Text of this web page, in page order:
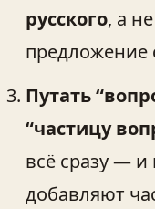
русского, а
предложение
Путать
“частицу
всё сразу — и
добавляют